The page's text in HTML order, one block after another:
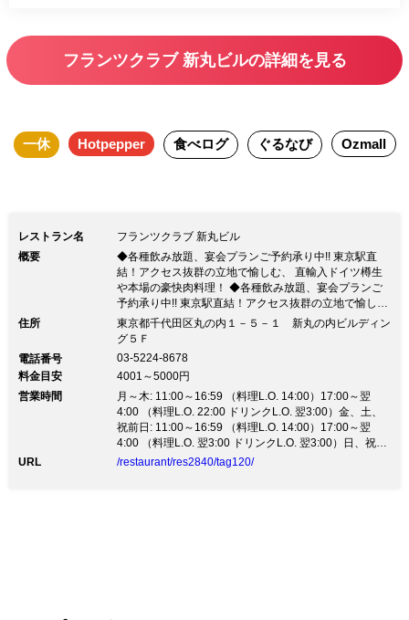
ュース、ウーロン茶、ジンジャーエール
etc）
フランツクラブ 新丸ビルの詳細を見る
一休 Hotpepper 食べログ ぐるなび Ozmall
レストラン名
フランツクラブ 新丸ビル
概要
◆各種飲み放題、宴会プランご予約承り中!! 東京駅直
結！アクセス抜群の立地で愉しむ、 直輸入ドイツ樽生
や本場の豪快肉料理！ ◆各種飲み放題、宴会プランご
予約承り中!! 東京駅直結！アクセス抜群の立地で愉し
む、 直輸入ドイツ樽生や本場の豪快肉料理！◆平日14
～17時 ハッピーアワーやってます！ 1杯目はなんと
す！ご来店お待ちしております！ ◆2019年冬の忘新年
会コース予約受付開始！！ 直輸入樽生全6種類飲み放題
付プラン！
住所
東京都千代田区丸の内１－５－１ 新丸の内ビルディン
グ５Ｆ
電話番号
03-5224-8678
料金目安
4001～5000円
営業時間
月～木: 11:00～16:59 （料理L.O. 14:00）17:00～翌
4:00 （料理L.O. 22:00 ドリンクL.O. 翌3:00）金、土、
祝前日: 11:00～16:59 （料理L.O. 14:00）17:00～翌
4:00 （料理L.O. 翌3:00 ドリンクL.O. 翌3:00）日、祝日:
11:00～16:59 （料理L.O. 14:00）17:00～23:00 （料理
URL /restaurant/res2840/tag120/